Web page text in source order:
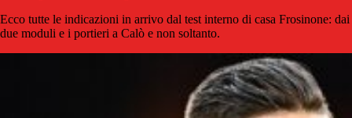
Ecco tutte le indicazioni in arrivo dal test interno di casa Frosinone: dai
due moduli e i portieri a Calò e non soltanto.